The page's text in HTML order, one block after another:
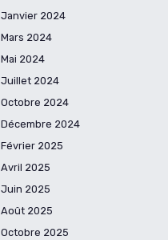
Janvier 2024
Mars 2024
Mai 2024
Juillet 2024
Octobre 2024
Décembre 2024
Février 2025
Avril 2025
Juin 2025
Août 2025
Octobre 2025